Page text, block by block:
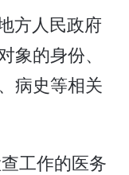
方人民政府
象的身份、
病史等相关
工作的医务